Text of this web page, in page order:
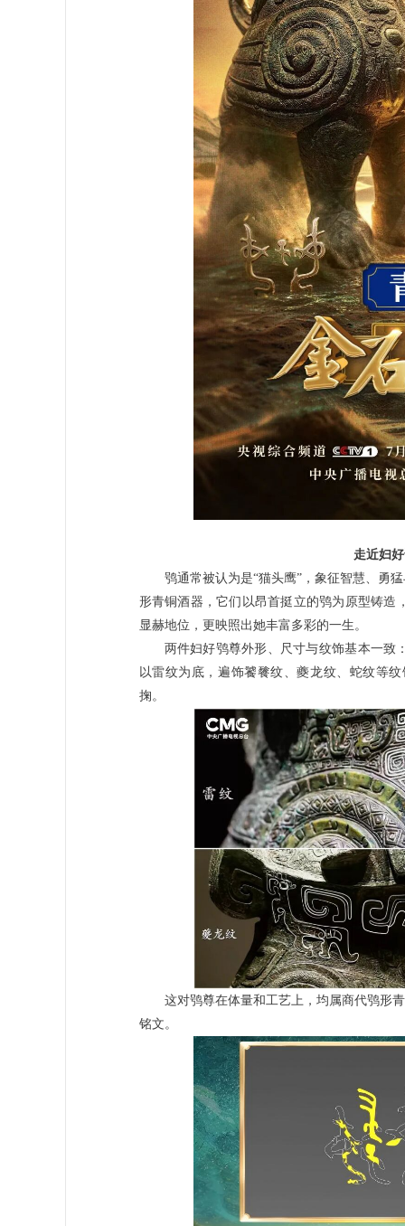
走近妇
鸮通常被认为是“猫头鹰”，象征智慧、勇
形青铜酒器，它们以昂首挺立的鸮为原型铸
显赫地位，更映照出她丰富多彩的一生。
两件妇好鸮尊外形、尺寸与纹饰基本一致
以雷纹为底，遍饰饕餮纹、夔龙纹、蛇纹等
掬。
这对鸮尊在体量和工艺上，均属商代鸮形
铭文。